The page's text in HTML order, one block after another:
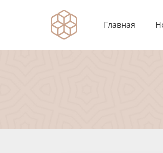
Главная